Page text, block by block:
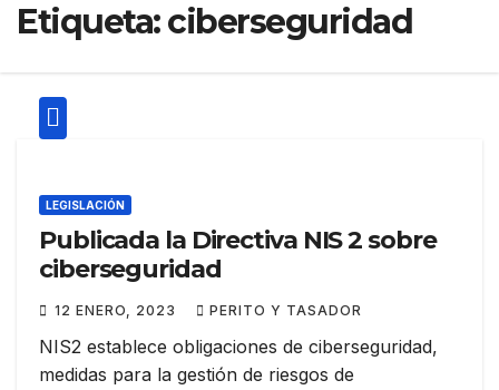
Etiqueta:ciberseguridad
LEGISLACIÓN
Publicada la Directiva NIS 2 sobre
ciberseguridad
12 ENERO, 2023 PERITO Y TASADOR
NIS2 establece obligaciones de ciberseguridad,
medidas para la gestión de riesgos de